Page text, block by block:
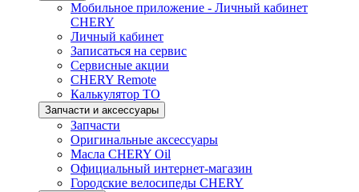
Мобильное приложение - Личный кабинет
CHERY
Личный кабинет
Записаться на сервис
Сервисные акции
CHERY Remote
Калькулятор ТО
Запчасти и аксессуары
Запчасти
Оригинальные аксессуары
Масла CHERY Oil
Официальный интернет-магазин
Городские велосипеды CHERY